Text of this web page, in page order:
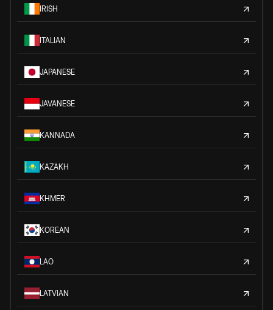
IRISH
ITALIAN
JAPANESE
JAVANESE
KANNADA
KAZAKH
KHMER
KOREAN
LAO
LATVIAN